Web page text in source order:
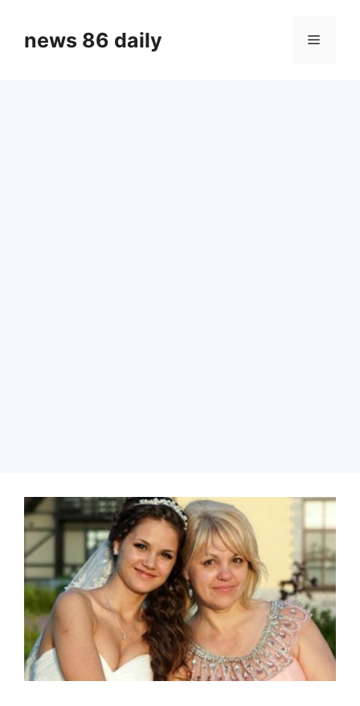
contentnews 86 daily Menu